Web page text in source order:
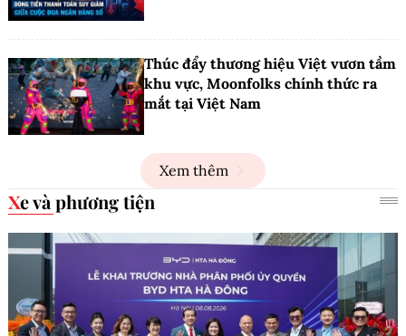
Thúc đẩy thương hiệu Việt vươn tầm
khu vực, Moonfolks chính thức ra
mắt tại Việt Nam
Xem thêm
Xe và phương tiện